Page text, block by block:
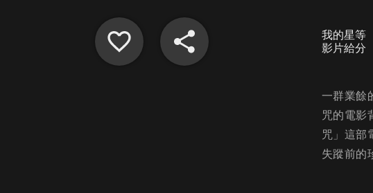
我的星等
影片給分
一群業餘
咒的電影
咒」這部
失蹤前的